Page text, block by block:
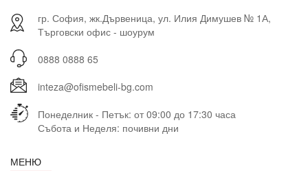
гр. София, жк.Дървеница, ул. Илия Димушев № 1А,
Търговски офис - шоурум
0888 0888 65
inteza@ofismebeli-bg.com
Понеделник - Петък: от 09:00 до 17:30 часа
Събота и Неделя: почивни дни
МЕНЮ